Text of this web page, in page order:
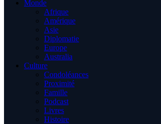
Monde
Afrique
Amérique
Asie
Diplomatie
Europe
Australia
Culture
Condoléances
Proximité
Famille
Podcast
Livres
Histoire